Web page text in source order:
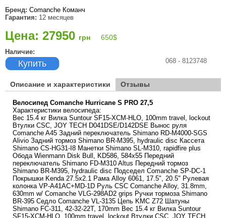
Бренд: Comanche Команч
Гарантия: 12 месяцев
Цена: 27950 грн 650$
Наличие:
Купить 068 - 8123748
Описание и характеристики Отзывы
Велосипед Comanche Hurricane S PRO 27,5
Характеристики велосипеда:
Вес 15.4 кг Вилка Suntour SF15-XCM-HLO, 100mm travel, lockout
Втулки CSC, JOY TECH D041DSE/D142DSE Вынос руля
Comanche A45 Задний переключатель Shimano RD-M4000-SGS
Alivio Задний тормоз Shimano BR-M395, hydraulic disc Кассета
Shimano CS-HG31-I8 Манетки Shimano SL-M310, rapidfire plus
Обода Wienmann Disk Bull, KD586, 584x55 Передний
переключатель Shimano FD-M310 Altus Передний тормоз
Shimano BR-M395, hydraulic disc Подседел Comanche SP-DC-1
Покрышки Kenda 27.5x2.1 Рама Alloy 6061, 17.5", 20.5" Рулевая
колонка VP-A41AC+MD-1D Руль СSC Comanche Alloy, 31.8mm,
630mm w/ Comanche VLG-298AD2 grips Ручки тормоза Shimano
BR-395 Седло Comanche VL-3135 Цепь KMC Z72 Шатуны
Shimano FC-311, 42-32-22T, 170mm Вес 15.4 кг Вилка Suntour
SF15-XCM-HLO, 100mm travel, lockout Втулки CSC, JOY TECH